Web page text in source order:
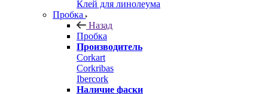
Клей для линолеума
Пробка
Назад
Пробка
Производитель
Corkart
Corkribas
Ibercork
Наличие фаски